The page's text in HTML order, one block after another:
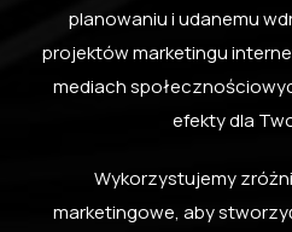
planowaniu i udanemu
projektów marketingu
mediach
efekty dla
Wykorzystujemy
marketingowe, aby